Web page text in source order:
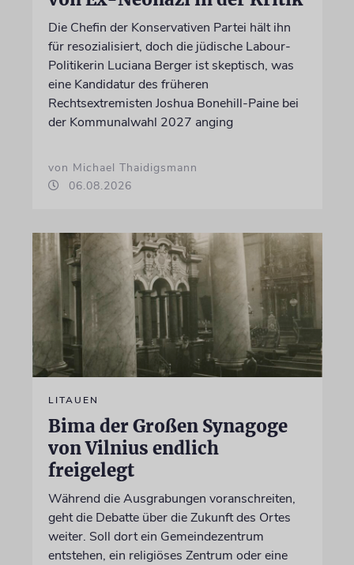
Die Chefin der Konservativen Partei hält ihn
für resozialisiert, doch die jüdische Labour-
Politikerin Luciana Berger ist skeptisch, was
eine Kandidatur des früheren
Rechtsextremisten Joshua Bonehill-Paine bei
der Kommunalwahl 2027 anging
von Michael Thaidigsmann
06.08.2026
LITAUEN
Bima der Großen Synagoge
von Vilnius endlich
freigelegt
Während die Ausgrabungen voranschreiten,
geht die Debatte über die Zukunft des Ortes
weiter. Soll dort ein Gemeindezentrum
entstehen, ein religiöses Zentrum oder eine